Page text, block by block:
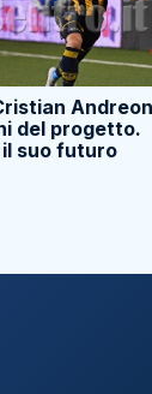
del progetto.
suo futuro